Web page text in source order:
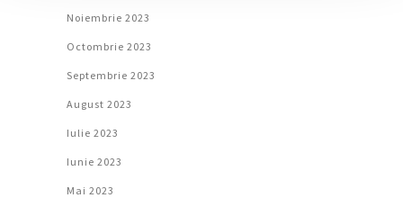
Noiembrie 2023
Octombrie 2023
Septembrie 2023
August 2023
Iulie 2023
Iunie 2023
Mai 2023